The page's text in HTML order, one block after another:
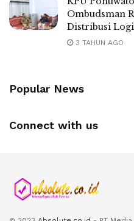
Ombudsman
Distribusi
3 TAHUN AGO
Popular News
Connect with us